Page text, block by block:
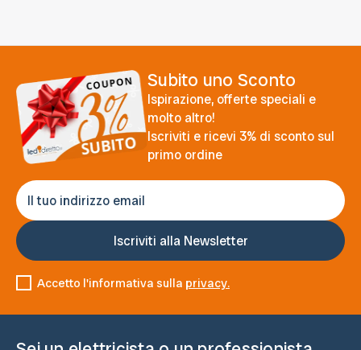
Subito uno Sconto
Ispirazione, offerte speciali e
molto altro!
Iscriviti e ricevi 3% di sconto sul
primo ordine
Accetto l'informativa sulla privacy.